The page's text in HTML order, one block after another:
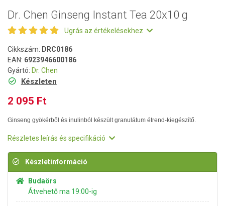
Dr. Chen Ginseng Instant Tea 20x10 g
Ugrás az értékelésekhez
Cikkszám: DRC0186
EAN: 6923946600186
Gyártó: Dr. Chen
Készleten
2 095 Ft
Ginseng gyökérből és inulinból készült granulátum étrend-kiegészítő.
Részletes leírás és specifikáció
Készletinformáció
Budaörs
Átvehető ma 19:00-ig